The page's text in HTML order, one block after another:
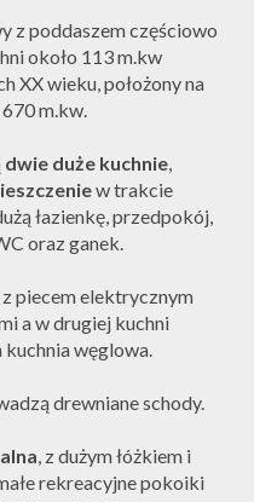
z poddaszem częściowo
około 113 m.kw
XX wieku,położony na
m.kw.
dwie duże kuchnie,
w trakcie
łazienkę, przedpokój,
oraz ganek.
piecem elektrycznym
a w drugiej kuchni
kuchnia węglowa.
drewniane schody.
, z dużym łóżkiem i
rekreacyjne pokoiki